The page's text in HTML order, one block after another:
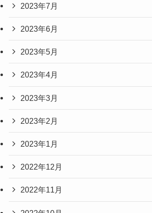
2023年7月
2023年6月
2023年5月
2023年4月
2023年3月
2023年2月
2023年1月
2022年12月
2022年11月